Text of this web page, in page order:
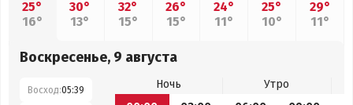
25°
16°
30°
13°
32°
15°
26°
15°
24°
11°
25°
10°
29°
11°
Воскресенье, 9 августа
Восход:05:39 Ночь
Утро